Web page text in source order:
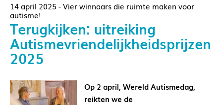
14 april 2025 - Vier winnaars die ruimte maken voor
autisme!
Terugkijken: uitreiking
Autismevriendelijkheidsprijzen
2025
Op 2 april, Wereld Autismedag,
reikten we de